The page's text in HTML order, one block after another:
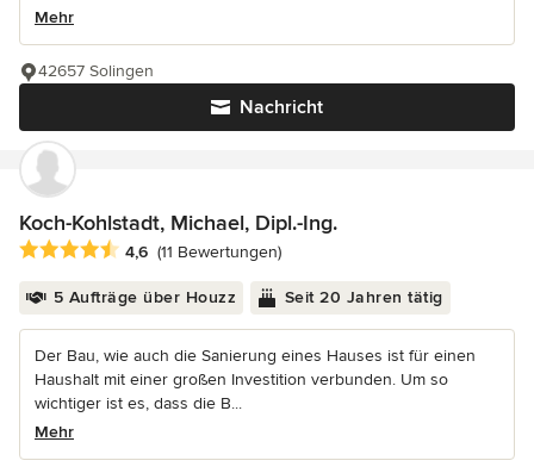
Mehr
Nachricht
42657 Solingen
Koch-Kohlstadt, Michael, Dipl.-Ing.
Durchschnittliche Bewertung: 4.6 von 5 Sternen
4,6 (11 Bewertungen)
5 Aufträge über Houzz Seit 20 Jahren tätig
Der Bau, wie auch die Sanierung eines Hauses ist für einen
Haushalt mit einer großen Investition verbunden. Um so
wichtiger ist es, dass die B...
Mehr